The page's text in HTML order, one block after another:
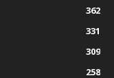
362
331
309
258